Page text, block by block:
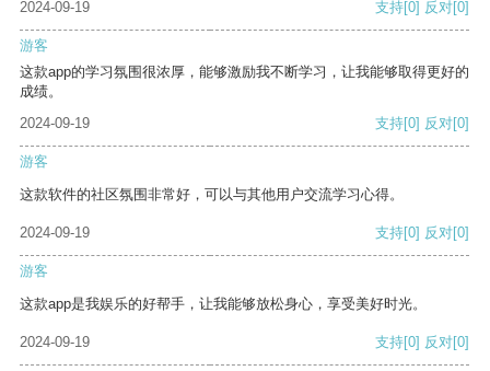
2024-09-19 支持[0] 反对[0]
游客
这款app的学习氛围很浓厚，能够激励我不断学习，让我能够取得更好的
成绩。
2024-09-19
支持[0] 反对[0]
游客
这款软件的社区氛围非常好，可以与其他用户交流学习心得。
2024-09-19 支持[0] 反对[0]
游客
这款app是我娱乐的好帮手，让我能够放松身心，享受美好时光。
2024-09-19 支持[0] 反对[0]